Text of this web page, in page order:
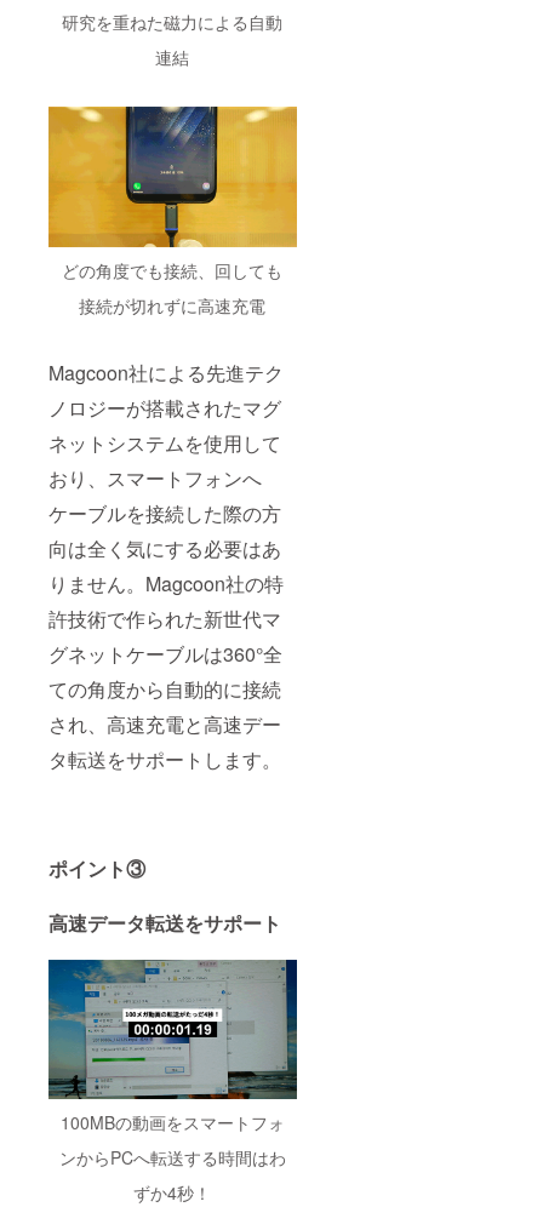
研究を重ねた磁力による自動
連結
どの角度でも接続、回しても
接続が切れずに高速充電
Magcoon社による先進テク
ノロジーが搭載されたマグ
ネットシステムを使用して
おり、スマートフォンへ
ケーブルを接続した際の方
向は全く気にする必要はあ
りません。Magcoon社の特
許技術で作られた新世代マ
グネットケーブルは360°全
ての角度から自動的に接続
され、高速充電と高速デー
タ転送をサポートします。
ポイント③
高速データ転送をサポート
100MBの動画をスマートフォ
ンからPCへ転送する時間はわ
ずか4秒！